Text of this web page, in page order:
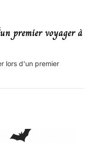
premier voyager à
lors d'un premier